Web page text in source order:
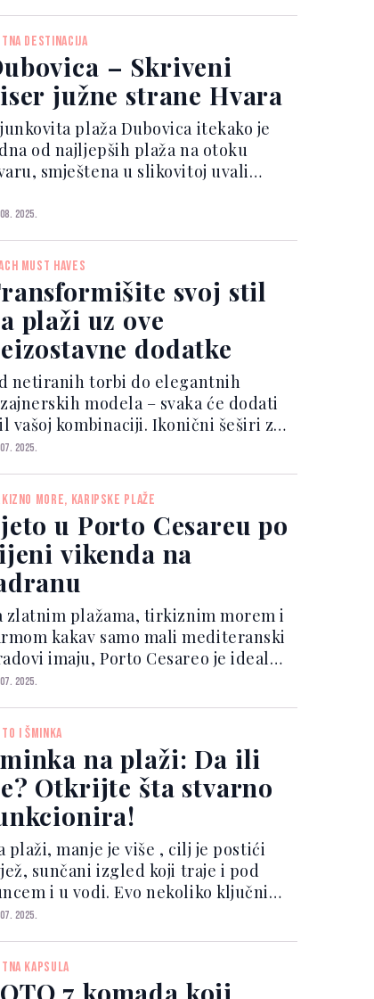
plaža nalazi se u blizini mjesta
unutar zaštićenog prirodno...
DESTINACIJA
– Skriveni
južne strane Hvara
plaža Dubovica itekako je
od najljepših plaža na otoku
smještena u slikovitoj uvali
kuća, ljetnikovac Kasandrić,
datira iz 17. stoljeća. Dubovica je
samo o...
2025.
MUST HAVES
svoj stil
plaži uz ove
dodatke
netiranih torbi do elegantnih
modela – svaka će dodati
vašoj kombinaciji. Ikonični šeširi za
Od slamnatih kaubojskih šešira
za zaštitu od sunca i stilski
B...
2025.
MORE, KARIPSKE PLAŽE
u Porto Cesareu po
vikenda na
zlatnim plažama, tirkiznim morem i
kakav samo mali mediteranski
imaju, Porto Cesareo je idealna
za sve koji traže mir,
doći iz BiH?
način d...
2025.
I ŠMINKA
na plaži: Da ili
Otkrijte šta stvarno
plaži, manje je više , cilj je postići
sunčani izgled koji traje i pod
i u vodi. Evo nekoliko ključnih
za besprijekoran beach look:
Odaberite toniranu kremu s
2025.
KAPSULA